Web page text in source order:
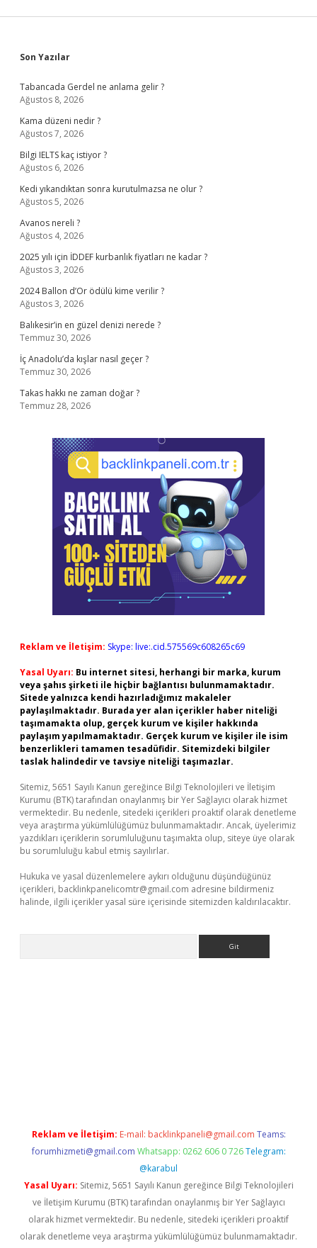
Sidebar
Son Yazılar
Tabancada Gerdel ne anlama gelir ?
Ağustos 8, 2026
Kama düzeni nedir ?
Ağustos 7, 2026
Bilgi IELTS kaç istiyor ?
Ağustos 6, 2026
Kedi yıkandıktan sonra kurutulmazsa ne olur ?
Ağustos 5, 2026
Avanos nereli ?
Ağustos 4, 2026
2025 yılı için İDDEF kurbanlık fiyatları ne kadar ?
Ağustos 3, 2026
2024 Ballon d’Or ödülü kime verilir ?
Ağustos 3, 2026
Balıkesir’in en güzel denizi nerede ?
Temmuz 30, 2026
İç Anadolu’da kışlar nasıl geçer ?
Temmuz 30, 2026
Takas hakkı ne zaman doğar ?
Temmuz 28, 2026
Reklam ve İletişim: Skype: live:.cid.575569c608265c69
Yasal Uyarı: Bu internet sitesi, herhangi bir marka, kurum
veya şahıs şirketi ile hiçbir bağlantısı bulunmamaktadır.
Sitede yalnızca kendi hazırladığımız makaleler
paylaşılmaktadır. Burada yer alan içerikler haber niteliği
taşımamakta olup, gerçek kurum ve kişiler hakkında
paylaşım yapılmamaktadır. Gerçek kurum ve kişiler ile isim
benzerlikleri tamamen tesadüfidir. Sitemizdeki bilgiler
taslak halindedir ve tavsiye niteliği taşımazlar.
Sitemiz, 5651 Sayılı Kanun gereğince Bilgi Teknolojileri ve İletişim
Kurumu (BTK) tarafından onaylanmış bir Yer Sağlayıcı olarak hizmet
vermektedir. Bu nedenle, sitedeki içerikleri proaktif olarak denetleme
veya araştırma yükümlülüğümüz bulunmamaktadır. Ancak, üyelerimiz
yazdıkları içeriklerin sorumluluğunu taşımakta olup, siteye üye olarak
bu sorumluluğu kabul etmiş sayılırlar.
Hukuka ve yasal düzenlemelere aykırı olduğunu düşündüğünüz
içerikleri, backlinkpanelicomtr@gmail.com adresine bildirmeniz
halinde, ilgili içerikler yasal süre içerisinde sitemizden kaldırılacaktır.
Reklam ve İletişim: E-mail: backlinkpaneli@gmail.com Teams:
forumhizmeti@gmail.com Whatsapp: 0262 606 0 726 Telegram:
@karabul
Yasal Uyarı: Sitemiz, 5651 Sayılı Kanun gereğince Bilgi Teknolojileri
ve İletişim Kurumu (BTK) tarafından onaylanmış bir Yer Sağlayıcı
olarak hizmet vermektedir. Bu nedenle, sitedeki içerikleri proaktif
olarak denetleme veya araştırma yükümlülüğümüz bulunmamaktadır.